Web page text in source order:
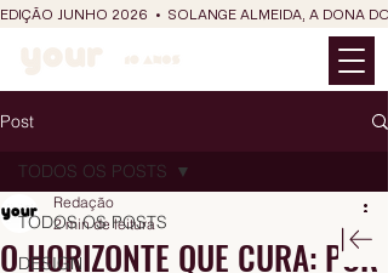
EDIÇÃO JUNHO 2026  •  SOLANGE ALMEIDA, A DONA
Post
TODOS OS POSTS
DESIGN
TODOS OS POSTS
O HORIZONTE QUE CURA: POR
Redação
2 min de leitura